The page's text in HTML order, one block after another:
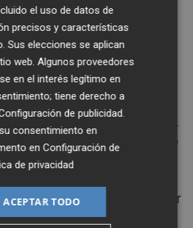
ha pedido que la
competencias y
Administración del Estado
como corresponde la
que necesita la línea
Alcoy. Igualmente COEVAL
Vall d´Albaida sea territorio
de inversiones
y privadas que vayan a
Comunitat Valenciana por
a una hora de dos
el uso de datos de
precisos y características
Sus elecciones se aplican
web. Algunos proveedores
en el interés legítimo en
tiene derecho a
de publicidad.
consentimiento en
enConfiguración de
de privacidad
ACEPTAR TODO